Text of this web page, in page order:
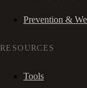
Prevention &
RESOURCES
Tools